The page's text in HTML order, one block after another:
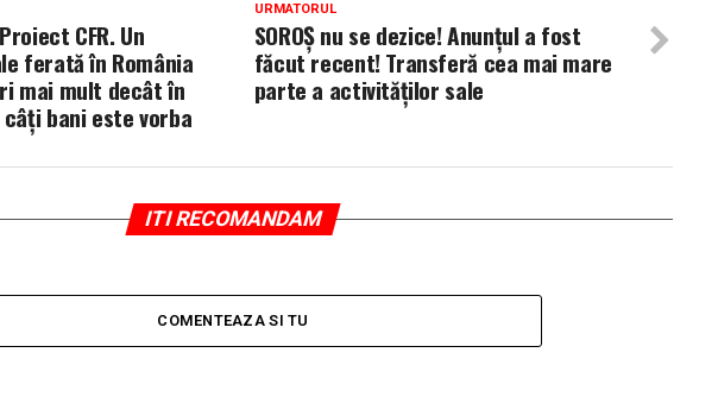
URMATORUL
SOROȘ nu se dezice! Anunțul a fost
făcut recent! Transferă cea mai mare
parte a activităţilor sale
CFR. Un
ferată în România
mai mult decât în
bani este vorba
ITI RECOMANDAM
COMENTEAZA SI TU